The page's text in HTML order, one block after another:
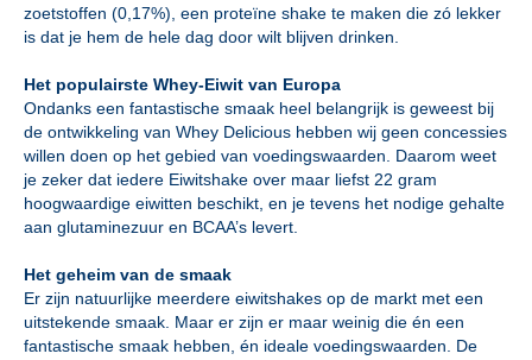
zoetstoffen (0,17%), een proteïne shake te maken die zó lekker
is dat je hem de hele dag door wilt blijven drinken.
Het populairste Whey-Eiwit van Europa
Ondanks een fantastische smaak heel belangrijk is geweest bij
de ontwikkeling van Whey Delicious hebben wij geen concessies
willen doen op het gebied van voedingswaarden. Daarom weet
je zeker dat iedere Eiwitshake over maar liefst 22 gram
hoogwaardige eiwitten beschikt, en je tevens het nodige gehalte
aan glutaminezuur en BCAA’s levert.
Het geheim van de smaak
Er zijn natuurlijke meerdere eiwitshakes op de markt met een
uitstekende smaak. Maar er zijn er maar weinig die én een
fantastische smaak hebben, én ideale voedingswaarden. De